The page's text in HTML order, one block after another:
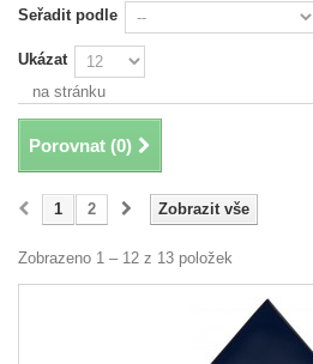
Seřadit podle
Ukázat
na stránku
Porovnat (0)
Zobrazit vše
1 2
Zobrazeno 1 – 12 z 13 položek